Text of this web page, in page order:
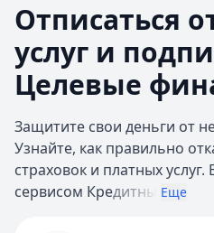
Отписаться
услуг и
Целевые
Защитите свои деньги от
Узнайте, как правильно
страховок и платных услуг.
сервисом Кредитны Еще